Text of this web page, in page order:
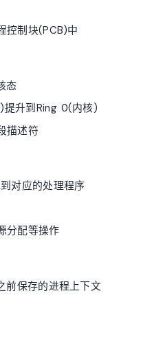
控制块(PCB)中
态
提升到Ring 0(内核)
描述符
对应的处理程序
分配等操作
前保存的进程上下文